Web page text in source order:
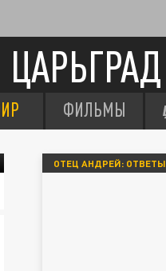
ЦАРЬГРАД
ФИЛЬМЫ
ОТЕЦ АНДРЕЙ: ОТВЕТЫ